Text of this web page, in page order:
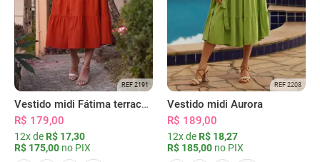
REF 2191
Vestido midi Fátima terracota
R$ 179,00
12x de R$ 17,30
R$ 175,00 no PIX
REF 2208
Vestido midi Aurora
R$ 189,00
12x de R$ 18,27
R$ 185,00 no PIX